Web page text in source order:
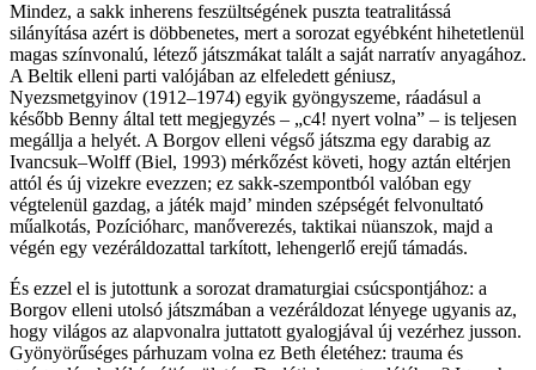
Mindez, a sakk inherens feszültségének puszta teatralitássá
silányítása azért is döbbenetes, mert a sorozat egyébként hihetetlenül
magas színvonalú, létező játszmákat talált a saját narratív anyagához.
A Beltik elleni parti valójában az elfeledett géniusz,
Nyezsmetgyinov (1912–1974) egyik gyöngyszeme, ráadásul a
később Benny által tett megjegyzés – „c4! nyert volna” – is teljesen
megállja a helyét. A Borgov elleni végső játszma egy darabig az
Ivancsuk–Wolff (Biel, 1993) mérkőzést követi, hogy aztán eltérjen
attól és új vizekre evezzen; ez sakk-szempontból valóban egy
végtelenül gazdag, a játék majd’ minden szépségét felvonultató
műalkotás, Pozícióharc, manőverezés, taktikai nüanszok, majd a
végén egy vezéráldozattal tarkított, lehengerlő erejű támadás.
És ezzel el is jutottunk a sorozat dramaturgiai csúcspontjához: a
Borgov elleni utolsó játszmában a vezéráldozat lényege ugyanis az,
hogy világos az alapvonalra juttatott gyalogjával új vezérhez jusson.
Gyönyörűséges párhuzam volna ez Beth életéhez: trauma és